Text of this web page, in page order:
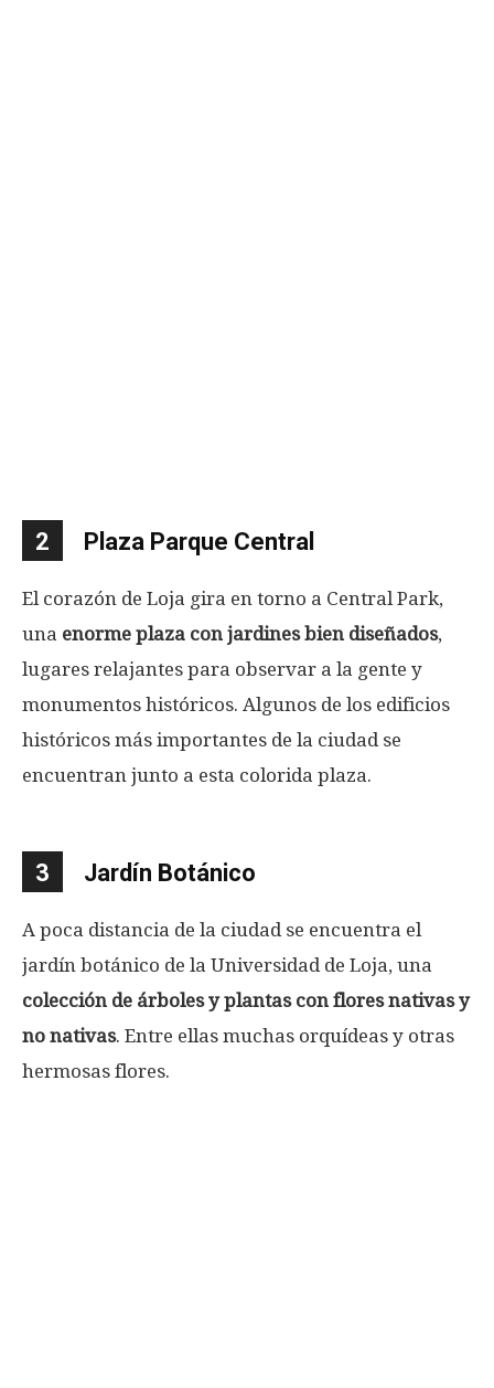
2 Plaza Parque Central
El corazón de Loja gira en torno a Central Park,
una enorme plaza con jardines bien diseñados,
lugares relajantes para observar a la gente y
monumentos históricos. Algunos de los edificios
históricos más importantes de la ciudad se
encuentran junto a esta colorida plaza.
3 Jardín Botánico
A poca distancia de la ciudad se encuentra el
jardín botánico de la Universidad de Loja, una
colección de árboles y plantas con flores nativas y
no nativas. Entre ellas muchas orquídeas y otras
hermosas flores.